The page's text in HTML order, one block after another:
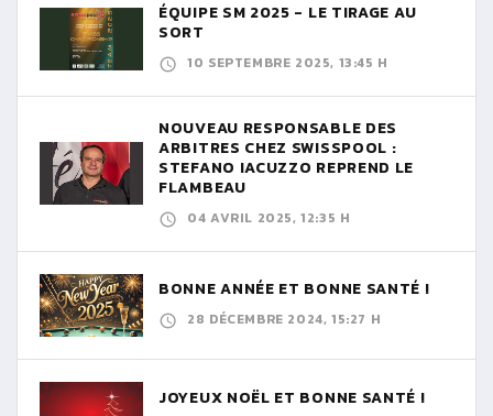
ÉQUIPE SM 2025 - LE TIRAGE AU
SORT
10 SEPTEMBRE 2025, 13:45 H
NOUVEAU RESPONSABLE DES
ARBITRES CHEZ SWISSPOOL :
STEFANO IACUZZO REPREND LE
FLAMBEAU
04 AVRIL 2025, 12:35 H
BONNE ANNÉE ET BONNE SANTÉ !
28 DÉCEMBRE 2024, 15:27 H
JOYEUX NOËL ET BONNE SANTÉ !